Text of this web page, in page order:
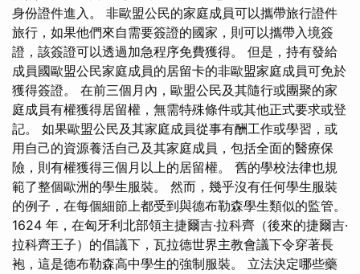
身份證件進入。 非歐盟公民的家庭成員可以攜帶旅行證件
旅行，如果他們來自需要簽證的國家，則可以攜帶入境簽
證，該簽證可以透過加急程序免費獲得。 但是，持有發給
成員國歐盟公民家庭成員的居留卡的非歐盟家庭成員可免於
獲得簽證。 在前三個月內，歐盟公民及其隨行或團聚的家
庭成員有權獲得居留權，無需特殊條件或其他正式要求或登
記。 如果歐盟公民及其家庭成員從事有酬工作或學習，或
用自己的資源養活自己及其家庭成員，包括全面的醫療保
險，則有權獲得三個月以上的居留權。 舊的學校法律也規
範了整個歐洲的學生服裝。 然而，幾乎沒有任何學生服裝
的例子，在每個細節上都受到與德布勒森學生類似的監管。
1624 年，在匈牙利北部領主捷爾吉·拉科齊（後來的捷爾吉·
拉科齊王子）的倡議下，瓦拉德世界主教會議下令穿著長
袍，這是德布勒森高中學生的強制服裝。 立法決定哪些藥